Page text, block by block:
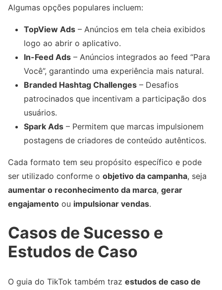
Algumas opções populares incluem:
TopView Ads – Anúncios em tela cheia exibidos
logo ao abrir o aplicativo.
In-Feed Ads – Anúncios integrados ao feed “Para
Você”, garantindo uma experiência mais natural.
Branded Hashtag Challenges – Desafios
patrocinados que incentivam a participação dos
usuários.
Spark Ads – Permitem que marcas impulsionem
postagens de criadores de conteúdo autênticos.
Cada formato tem seu propósito específico e pode
ser utilizado conforme o objetivo da campanha, seja
aumentar o reconhecimento da marca, gerar
engajamento ou impulsionar vendas.
Casos de Sucesso e
Estudos de Caso
O guia do TikTok também traz estudos de caso de